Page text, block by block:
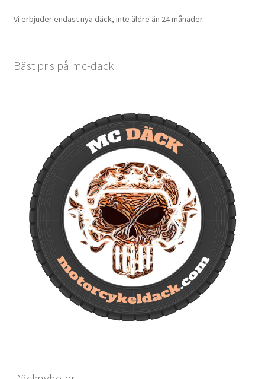
Vi erbjuder endast nya däck, inte äldre än 24 månader.
Bäst pris på mc-däck